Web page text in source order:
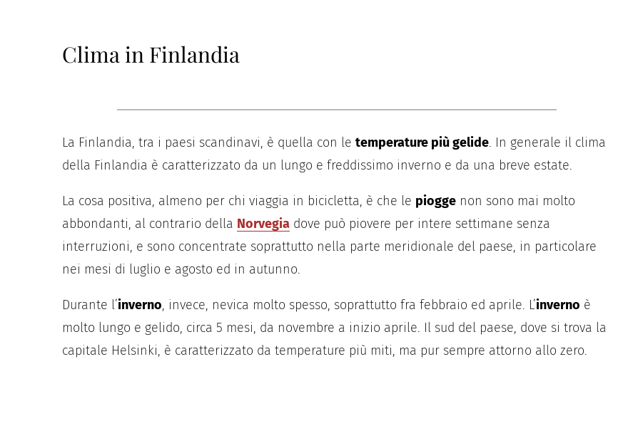
Clima in Finlandia
La Finlandia, tra i paesi scandinavi, è quella con le temperature più gelide. In generale il clima
della Finlandia è caratterizzato da un lungo e freddissimo inverno e da una breve estate.
La cosa positiva, almeno per chi viaggia in bicicletta, è che le piogge non sono mai molto
abbondanti, al contrario della Norvegia dove può piovere per intere settimane senza
interruzioni, e sono concentrate soprattutto nella parte meridionale del paese, in particolare
nei mesi di luglio e agosto ed in autunno.
Durante l’inverno, invece, nevica molto spesso, soprattutto fra febbraio ed aprile. L’inverno è
molto lungo e gelido, circa 5 mesi, da novembre a inizio aprile. Il sud del paese, dove si trova la
capitale Helsinki, è caratterizzato da temperature più miti, ma pur sempre attorno allo zero.